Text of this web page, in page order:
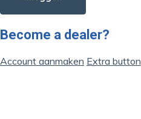
Become a dealer?
Account aanmaken Extra button